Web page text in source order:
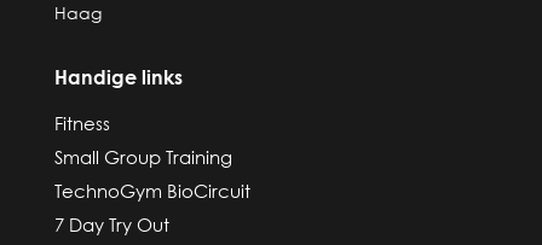
Haag
Handige links
Fitness
Small Group Training
TechnoGym BioCircuit
7 Day Try Out